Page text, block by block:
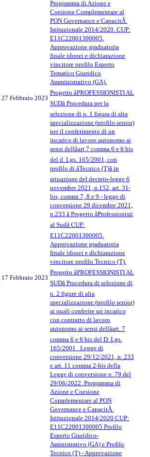
Programma di Azione e
Coesione Complementare al
PON Governance e CapacitÃ
Istituzionale 2014/2020. CUP:
E11C22001300005.
Approvazione graduatoria
finale idonei e dichiarazione
vincitore profilo Esperto
Tematico Giuridico
Amministrativo (GA).
27 Febbraio 2023
Progetto âPROFESSIONISTI AL
SUDâ Procedura per la
selezione di n. 1 figura di alta
specializzazione (profilo senior)
per il conferimento di un
incarico di lavoro autonomo ai
sensi dellâart 7 comma 6 e 6 bis
del d. Lgs. 165/2001, con
profilo di âTecnico (T)â in
attuazione del decreto-legge 6
novembre 2021, n.152, art. 31-
bis, commi 7, 8 e 9 - legge di
conversione 29 dicembre 2021,
n.233 â Progetto âProfessionisti
al Sudâ CUP:
E11C22001300005.
Approvazione graduatoria
finale idonei e dichiarazione
vincitore profilo Tecnico (T).
17 Febbraio 2023
Progetto âPROFESSIONISTI AL
SUDâ Procedura di selezione di
n. 2 figure di alta
specializzazione (profilo senior)
ai quali conferire un incarico
con contratto di lavoro
autonomo ai sensi dellâart. 7
comma 6 e 6 bis del D. Lgs.
165/2001 . Legge di
conversione 29/12/2021, n. 233
e art. 11 comma 2-bis della
Legge di conversione n. 79 del
29/06/2022. Programma di
Azione e Coesione
Complementare al PON
Governance e CapacitÃ
Istituzionale 2014/2020 CUP:
E11C22001300005 Profilo
Esperto Giuridico-
Aministrativo (GA) e Profilo
Tecnico (T) - Approvazione